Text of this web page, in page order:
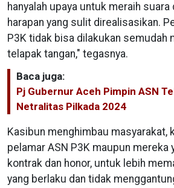
hanyalah upaya untuk meraih suara
harapan yang sulit direalisasikan.
P3K tidak bisa dilakukan semudah
telapak tangan," tegasnya.
Baca juga:
Pj Gubernur Aceh Pimpin ASN
Netralitas Pilkada 2024
Kasibun menghimbau masyarakat,
pelamar ASN P3K maupun mereka
kontrak dan honor, untuk lebih
yang berlaku dan tidak